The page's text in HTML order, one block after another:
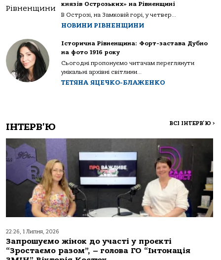
князів Острозьких» на Рівненщині
В Острозі, на Замковій горі, у четвер...
НОВИНИ РІВНЕНЩИНИ
Історична Рівненщина: Форт-застава Дубно
на фото 1916 року
Сьогодні пропонуємо читачам переглянути
унікальні архівні світлини...
ТЕТЯНА ЯЦЕЧКО-БЛАЖЕНКО
ІНТЕРВ'Ю ВСІ ІНТЕРВ'Ю >
22:26, 1 Липня, 2026
Запрошуємо жінок до участі у проєкті
“Зростаємо разом”, – голова ГО “Інтонація